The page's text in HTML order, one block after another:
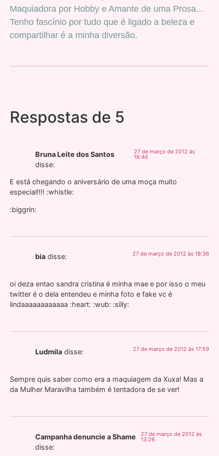
Maquiadora por Hobby e Amante de uma Prosa...
Tenho fascínio por tudo que é ligado a beleza e
compartilhar é a minha diversão.
Respostas de 5
Bruna Leite dos Santos
disse:
27 de março de 2012 às
18:46
E está chegando o aniversário de uma moça muito
especial!!!! :whistle:
:biggrin:
bia disse: 27 de março de 2012 às 18:36
oi deza entao sandra cristina é minha mae e por isso o meu
twitter é o dela entendeu e minha foto e fake vc é
lindaaaaaaaaaaaa :heart: :wub: :silly:
Ludmila disse: 27 de março de 2012 às 17:59
Sempre quis saber como era a maquiagem da Xuxa! Mas a
da Mulher Maravilha também é tentadora de se ver!
Campanha denuncie a Shame
disse:
27 de março de 2012 às
13:26